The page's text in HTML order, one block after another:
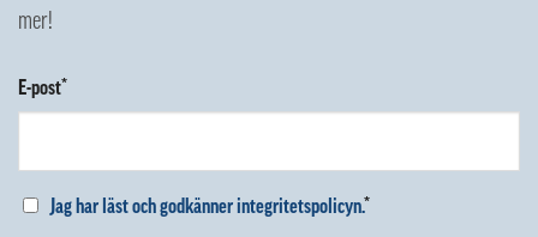
mer!
E-post*
Jag har läst och godkänner integritetspolicyn.*